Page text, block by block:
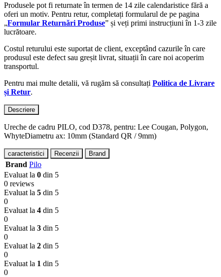
Produsele pot fi returnate în termen de 14 zile calendaristice fără a
oferi un motiv. Pentru retur, completați formularul de pe pagina
„Formular Returnări Produse” și veți primi instrucțiuni în 1-3 zile
lucrătoare.
Costul returului este suportat de client, exceptând cazurile în care
produsul este defect sau greșit livrat, situații în care noi acoperim
transportul.
Pentru mai multe detalii, vă rugăm să consultați Politica de Livrare
și Retur.
Descriere
Ureche de cadru PILO, cod D378, pentru: Lee Cougan, Polygon,
WhyteDiametru ax: 10mm (Standard QR / 9mm)
caracteristici Recenzii Brand
Brand Pilo
Evaluat la 0 din 5
0 reviews
Evaluat la 5 din 5
0
Evaluat la 4 din 5
0
Evaluat la 3 din 5
0
Evaluat la 2 din 5
0
Evaluat la 1 din 5
0